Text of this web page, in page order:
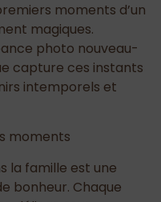
moments d’un
magiques.
photo nouveau-
capture ces instants
intemporels et
moments
la famille est une
bonheur. Chaque